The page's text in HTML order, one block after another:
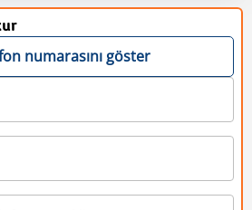
numarasını göster